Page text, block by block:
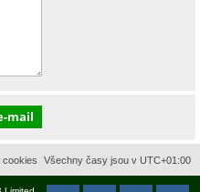
Všechny časy jsou v UTC+01:00
cookies